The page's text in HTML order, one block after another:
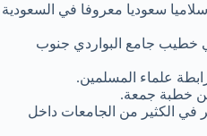
سعوديا معروفا في السعودية
خطيب جامع البواردي جنوب
علماء المسلمين.
خطبة جمعة.
في الكثير من الجامعات داخل